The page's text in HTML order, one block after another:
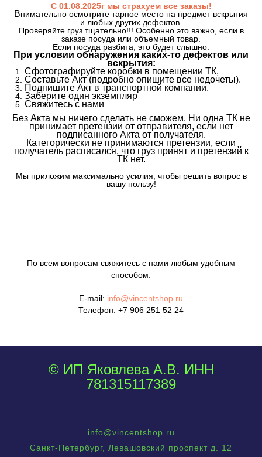
С 01.08.2025г мы страхуем все заказы!
Внимательно осмотрите тарное место на предмет вскрытия
и любых других дефектов.
Проверяйте груз тщательно!!! Особенно это важно, если в
заказе посуда или объемный товар.
Если посуда разбита, это будет слышно.
При условии обнаружения каких-то дефектов или
вскрытия:
Сфотографируйте коробки в помещении ТК,
Составьте Акт (подробно опишите все недочеты).
Подпишите Акт в транспортной компании.
Заберите один экземпляр
Свяжитесь с нами
Без Акта мы ничего сделать не сможем. Ни одна ТК не
принимает претензии от отправителя, если нет
подписанного Акта от получателя.
Категорически не принимаются претензии, если
получатель расписался, что груз принят и претензий к
ТК нет.
Мы приложим максимально усилия, чтобы решить вопрос в
вашу пользу!
По всем вопросам свяжитесь с нами любым удобным
способом:
E-mail: info@vincentshop.ru
Телефон: +7 906 251 52 24
© ИП Яковлева А.В. ИНН
781315117389
info@vincentshop.ru
Санкт-Петербург, Левашовский проспект д. 12